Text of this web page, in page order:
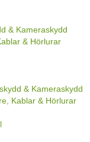
& Kameraskydd
& Hörlurar
& Kameraskydd
Kablar & Hörlurar